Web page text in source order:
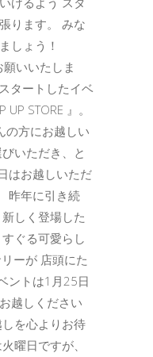
ります。 みな
しょう！
いいたしま
ートしたイベ
STORE 』。
方にお越しい
いただき、と
はお越しいただ
昨年に引き続
しく登場した
ぐる可愛らし
ーが 店頭にた
ントは1月25日
越しください
を心よりお待
曜日ですが、